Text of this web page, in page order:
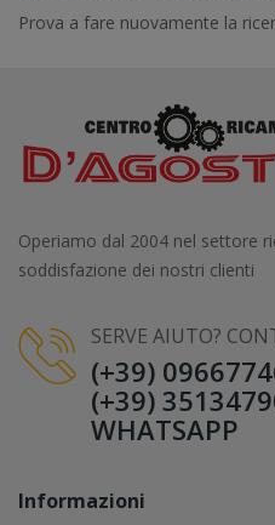
Prova a fare nuovamente la
Operiamo dal 2004 nel settore
soddisfazione dei nostri clienti
SERVE AIUTO?
(+39)
(+39)
WHATSAPP
Informazioni